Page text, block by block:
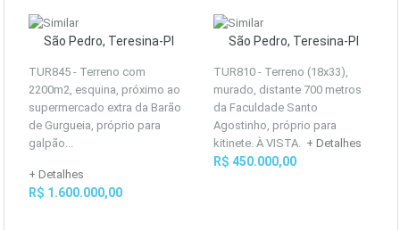
São Pedro, Teresina-PI
TUR845 - Terreno com
2200m2, esquina, próximo ao
supermercado extra da Barão
de Gurgueia, próprio para
galpão...
+ Detalhes
R$ 1.600.000,00
São Pedro, Teresina-PI
TUR810 - Terreno (18x33),
murado, distante 700 metros
da Faculdade Santo
Agostinho, próprio para
kitinete. À VISTA.
+ Detalhes
R$ 450.000,00